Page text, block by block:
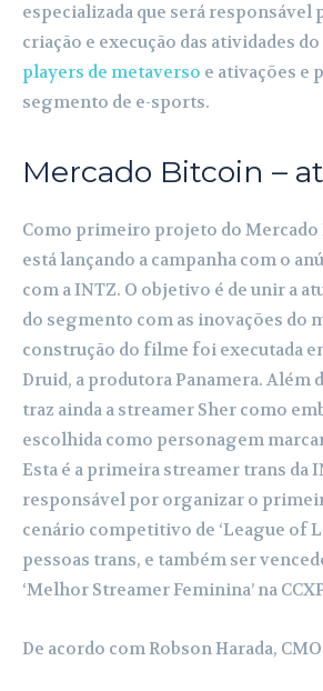
especializada que será responsável
criação e execução das atividades
players de metaverso e ativações e
segmento de e-sports.
Mercado Bitcoin –
Como primeiro projeto do Mercado
está lançando a campanha com o
com a INTZ. O objetivo é de unir a
do segmento com as inovações do
construção do filme foi executada
Druid, a produtora Panamera. Além
traz ainda a streamer Sher como
escolhida como personagem
Esta é a primeira streamer trans da
responsável por organizar o
cenário competitivo de ‘League of
pessoas trans, e também ser
‘Melhor Streamer Feminina’ na
De acordo com Robson Harada,